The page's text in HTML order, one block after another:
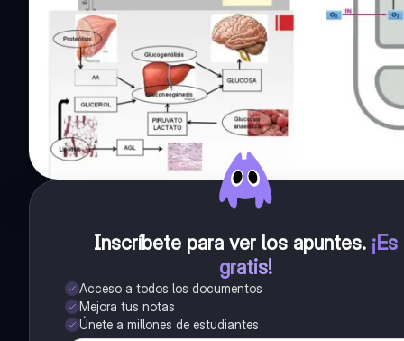
Inscríbete para ver los apuntes. ¡Es
gratis!
Acceso a todos los documentos
Mejora tus notas
Únete a millones de estudiantes